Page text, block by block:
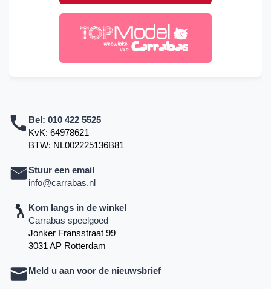
Bel: 010 422 5525
KvK: 64978621
BTW: NL002225136B81
Stuur een email
info@carrabas.nl
Kom langs in de winkel
Carrabas speelgoed
Jonker Fransstraat 99
3031 AP Rotterdam
Meld u aan voor de nieuwsbrief